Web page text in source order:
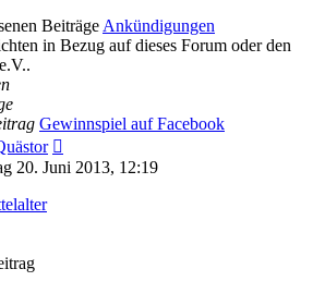
Ankündigungen
in Bezug auf dieses Forum oder den
Gewinnspiel auf Facebook
Beitrag
20. Juni 2013, 12:19